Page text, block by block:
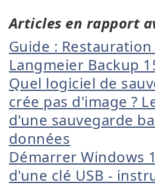
Articles en rapport
Guide : Restauration
Langmeier Backup
Quel logiciel de
crée pas d'image ?
d'une sauvegarde
données
Démarrer Windows
d'une clé USB -